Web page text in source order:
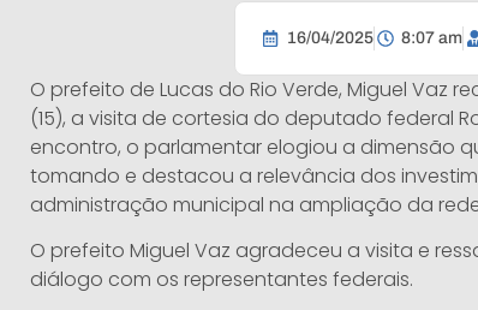
16/04/2025 8:07 am
O prefeito de Lucas do Rio Verde, Miguel Vaz
(15), a visita de cortesia do deputado federal
encontro, o parlamentar elogiou a dimensão
tomando e destacou a relevância dos
administração municipal na ampliação da
O prefeito Miguel Vaz agradeceu a visita e
diálogo com os representantes federais.